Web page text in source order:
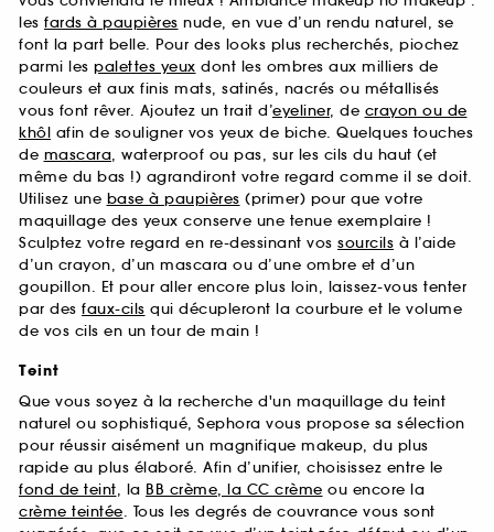
les fards à paupières nude, en vue d’un rendu naturel, se
font la part belle. Pour des looks plus recherchés, piochez
parmi les palettes yeux dont les ombres aux milliers de
couleurs et aux finis mats, satinés, nacrés ou métallisés
vous font rêver. Ajoutez un trait d’eyeliner, de crayon ou de
khôl afin de souligner vos yeux de biche. Quelques touches
de mascara, waterproof ou pas, sur les cils du haut (et
même du bas !) agrandiront votre regard comme il se doit.
Utilisez une base à paupières (primer) pour que votre
maquillage des yeux conserve une tenue exemplaire !
Sculptez votre regard en re-dessinant vos sourcils à l’aide
d’un crayon, d’un mascara ou d’une ombre et d’un
goupillon. Et pour aller encore plus loin, laissez-vous tenter
par des faux-cils qui décupleront la courbure et le volume
de vos cils en un tour de main !
Teint
Que vous soyez à la recherche d'un maquillage du teint
naturel ou sophistiqué, Sephora vous propose sa sélection
pour réussir aisément un magnifique makeup, du plus
rapide au plus élaboré. Afin d’unifier, choisissez entre le
fond de teint, la BB crème, la CC crème ou encore la
crème teintée. Tous les degrés de couvrance vous sont